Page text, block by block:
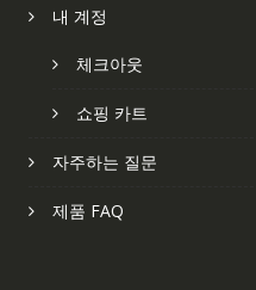
내 계정
체크아웃
쇼핑 카트
자주하는 질문
제품 FAQ